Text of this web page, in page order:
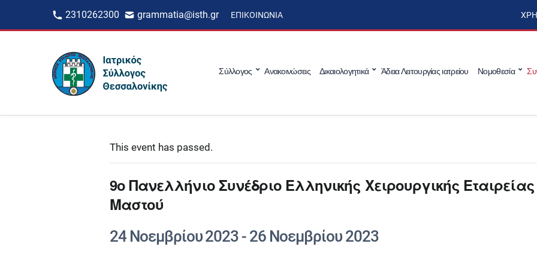
2310262300 grammatia@isth.gr ΕΠΙΚΟΙΝΩΝΊΑ
Σύλλογος Ανακοινώσεις Δικαιολογητικά Άδεια Λειτουργίας ιατρείου Νομοθεσία
This event has passed.
9o Πανελλήνιο Συνέδριο Ελληνικής Χειρουργικής Εταιρείας
Μαστού
24 Νοεμβρίου 2023 - 26 Νοεμβρίου 2023